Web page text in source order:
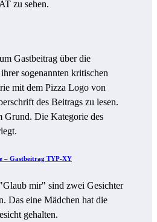
– Gastbeitrag TYP-XY